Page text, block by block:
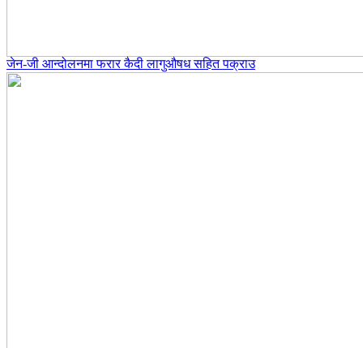
जेन-जी आन्दोलनमा फरार कैदी लागुऔषध सहित पक्राउ